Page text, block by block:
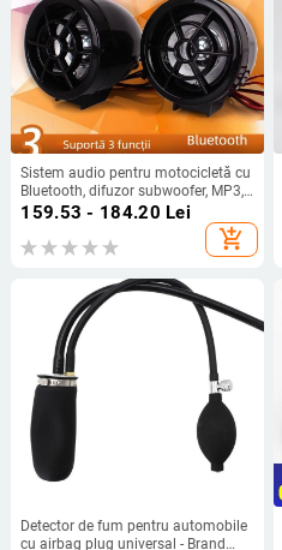
Sistem audio pentru motocicletă cu
Bluetooth, difuzor subwoofer, MP3,
radio FM, dispozitiv anti-furt
159.53 - 184.20 Lei
add_shopping_cart
Detector de fum pentru automobile
cu airbag plug universal - Brand